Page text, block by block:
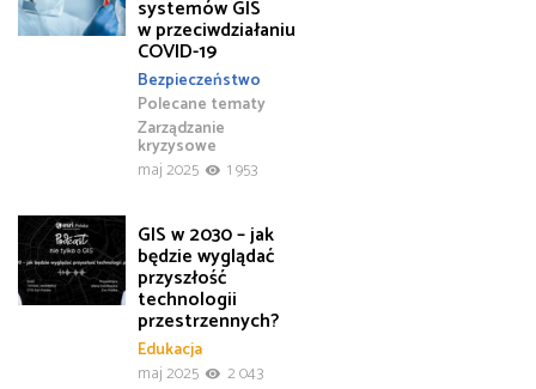
systemów GIS
w przeciwdziałaniu
COVID-19
Bezpieczeństwo
Polecane tematy
Zarządzanie
kryzysowe
maj 2025
1 953
GIS w 2030 – jak
będzie wyglądać
przyszłość
technologii
przestrzennych?
Edukacja
maj 2025
2 043